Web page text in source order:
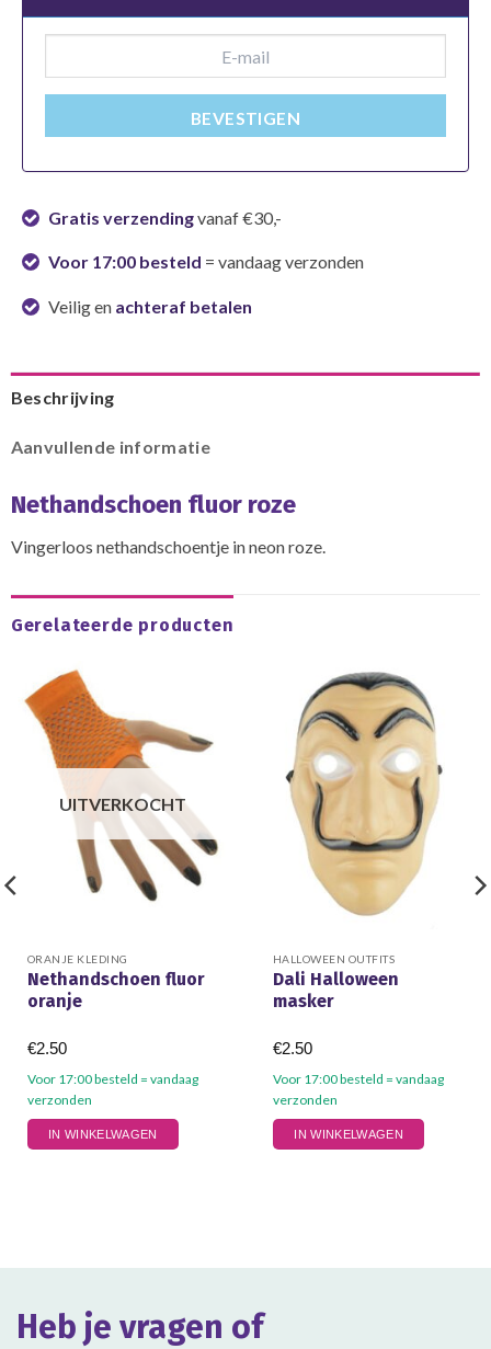
BEVESTIGEN
Gratis verzendingvanaf €30,-
Voor 17:00 besteld = vandaag verzonden
Veilig en achteraf betalen
Beschrijving
Aanvullende informatie
Nethandschoen fluor roze
Vingerloos nethandschoentje in neon roze.
Gerelateerde producten
UITVERKOCHT
ORANJE KLEDING
Nethandschoen fluor
oranje
Voor 17:00 besteld = vandaag
verzonden
€2.50
IN WINKELWAGEN
HALLOWEEN OUTFITS
Dali Halloween
masker
Voor 17:00 besteld = vandaag
verzonden
€2.50
IN WINKELWAGEN
Heb je vragen of